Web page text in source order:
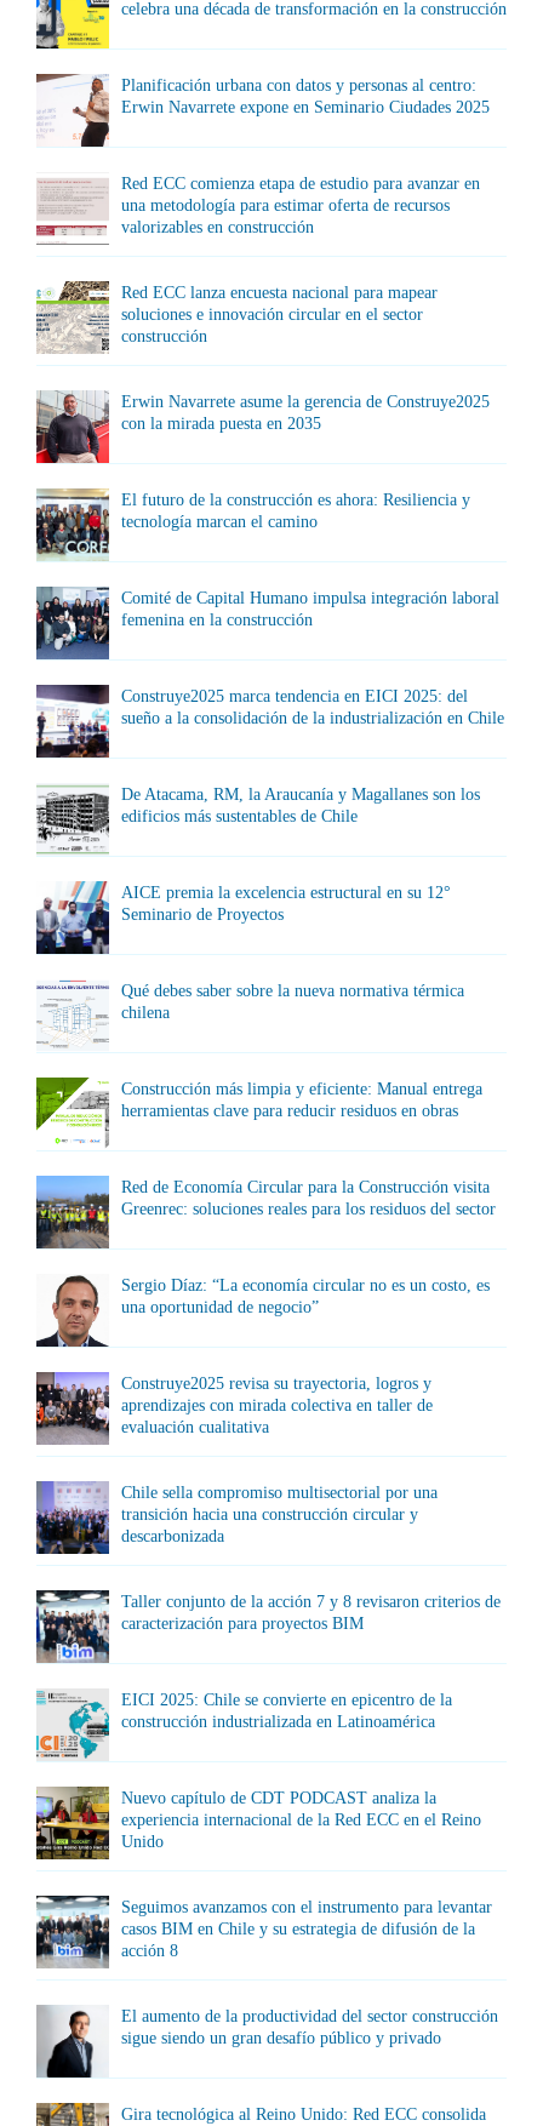
celebra una década de transformación en la construcción
Planificación urbana con datos y personas al centro:
Erwin Navarrete expone en Seminario Ciudades 2025
Red ECC comienza etapa de estudio para avanzar en
una metodología para estimar oferta de recursos
valorizables en construcción
Red ECC lanza encuesta nacional para mapear
soluciones e innovación circular en el sector
construcción
Erwin Navarrete asume la gerencia de Construye2025
con la mirada puesta en 2035
El futuro de la construcción es ahora: Resiliencia y
tecnología marcan el camino
Comité de Capital Humano impulsa integración laboral
femenina en la construcción
Construye2025 marca tendencia en EICI 2025: del
sueño a la consolidación de la industrialización en Chile
De Atacama, RM, la Araucanía y Magallanes son los
edificios más sustentables de Chile
AICE premia la excelencia estructural en su 12°
Seminario de Proyectos
Qué debes saber sobre la nueva normativa térmica
chilena
Construcción más limpia y eficiente: Manual entrega
herramientas clave para reducir residuos en obras
Red de Economía Circular para la Construcción visita
Greenrec: soluciones reales para los residuos del sector
Sergio Díaz: “La economía circular no es un costo, es
una oportunidad de negocio”
Construye2025 revisa su trayectoria, logros y
aprendizajes con mirada colectiva en taller de
evaluación cualitativa
Chile sella compromiso multisectorial por una
transición hacia una construcción circular y
descarbonizada
Taller conjunto de la acción 7 y 8 revisaron criterios de
caracterización para proyectos BIM
EICI 2025: Chile se convierte en epicentro de la
construcción industrializada en Latinoamérica
Nuevo capítulo de CDT PODCAST analiza la
experiencia internacional de la Red ECC en el Reino
Unido
Seguimos avanzamos con el instrumento para levantar
casos BIM en Chile y su estrategia de difusión de la
acción 8
El aumento de la productividad del sector construcción
sigue siendo un gran desafío público y privado
Gira tecnológica al Reino Unido: Red ECC consolida